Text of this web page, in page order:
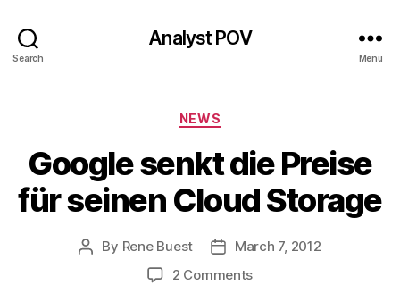
Search
Analyst POV
Menu
Categories
NEWS
Google senkt die Preise
für seinen Cloud Storage
Post
By Rene Buest
PostMarch 7, 2012
2 Commentson